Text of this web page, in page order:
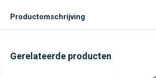
Productomschrijving
Gerelateerde producten